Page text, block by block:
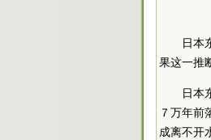
日本
果这一推
日本
７万年前
成离不开